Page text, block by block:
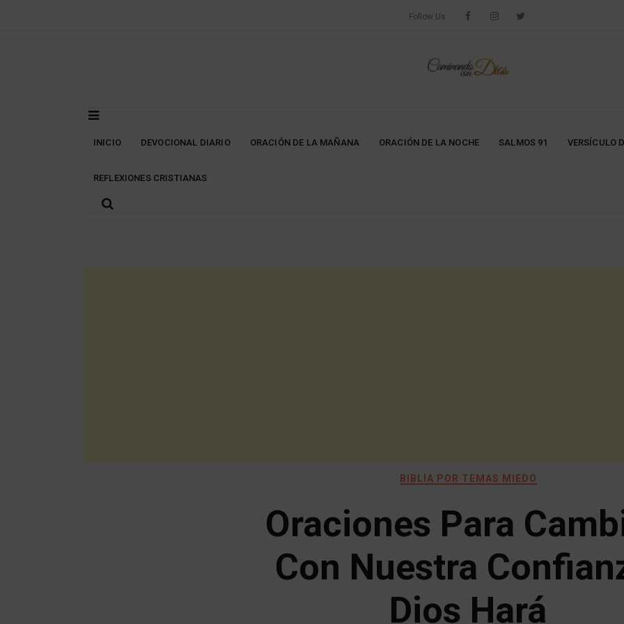
Follow Us
INICIO DEVOCIONAL DIARIO ORACIÓN DE LA MAÑANA ORACIÓN DE LA NOCHE SALMOS 91 VERSÍCULO
REFLEXIONES CRISTIANAS
BIBLIA POR TEMAS MIEDO
Oraciones Para
Con Nuestra
Dios Hará